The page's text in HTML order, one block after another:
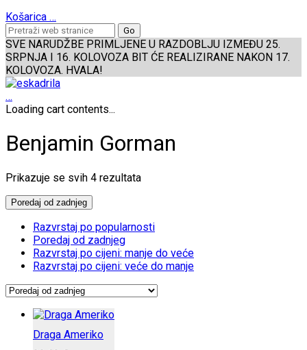
Košarica …
SVE NARUDŽBE PRIMLJENE U RAZDOBLJU IZMEĐU 25.
SRPNJA I 16. KOLOVOZA BIT ĆE REALIZIRANE NAKON 17.
KOLOVOZA. HVALA!
…
Loading cart contents...
Benjamin Gorman
Prikazuje se svih 4 rezultataPoredano
Poredaj od zadnjeg
Razvrstaj po popularnosti
Poredaj od zadnjeg
Razvrstaj po cijeni: manje do veće
Razvrstaj po cijeni: veće do manje
Draga Ameriko